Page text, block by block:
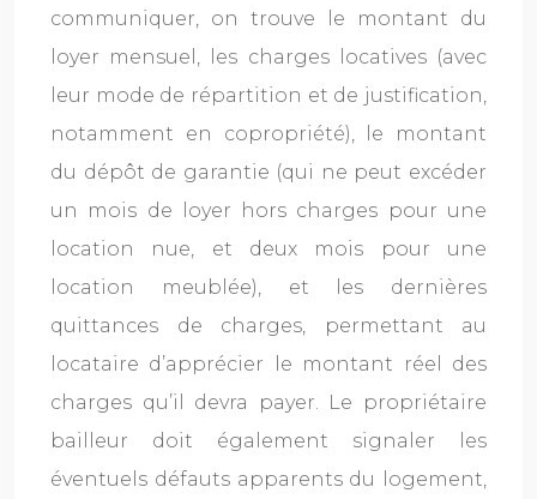
communiquer, on trouve le montant du
loyer mensuel, les charges locatives (avec
leur mode de répartition et de justification,
notamment en copropriété), le montant
du dépôt de garantie (qui ne peut excéder
un mois de loyer hors charges pour une
location nue, et deux mois pour une
location meublée), et les dernières
quittances de charges, permettant au
locataire d’apprécier le montant réel des
charges qu’il devra payer. Le propriétaire
bailleur doit également signaler les
éventuels défauts apparents du logement,